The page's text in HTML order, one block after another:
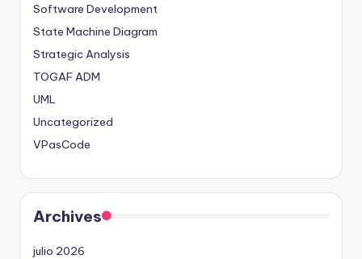
Software Development
State Machine Diagram
Strategic Analysis
TOGAF ADM
UML
Uncategorized
VPasCode
Archives
julio 2026